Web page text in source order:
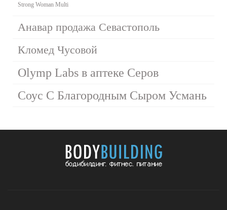
Strong Woman Multi
Анавар продажа Севастополь
Кломед Чусовой
Olymp Labs в аптеке Серов
Соус С Благородным Сыром Усмань